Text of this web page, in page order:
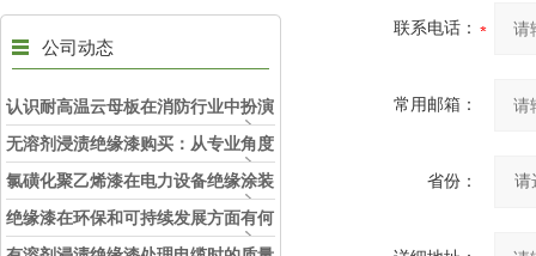
公司动态
认识耐高温云母板在消防行业中扮演
的角色
无溶剂浸渍绝缘漆购买：从专业角度
看如何选择
氯磺化聚乙烯漆在电力设备绝缘涂装
中的实际应用效果
绝缘漆在环保和可持续发展方面有何
联系电话：
常用邮箱：
省份：